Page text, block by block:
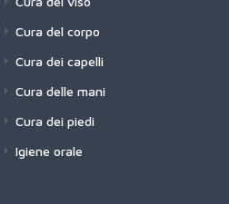
Cura del corpo
Cura dei capelli
Cura delle mani
Cura dei piedi
Igiene orale